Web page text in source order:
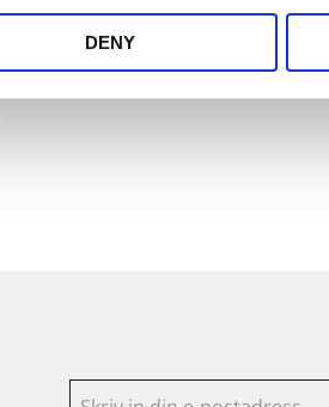
DENY